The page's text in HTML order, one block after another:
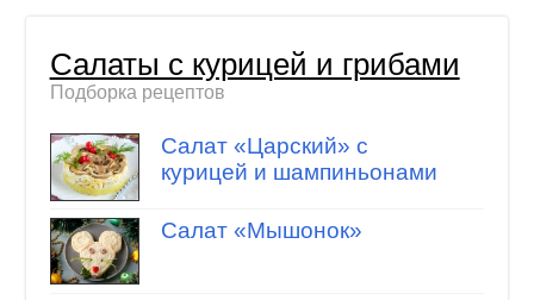
Салаты с курицей и грибами
Подборка рецептов
Салат «Царский» с
курицей и шампиньонами
Салат «Мышонок»